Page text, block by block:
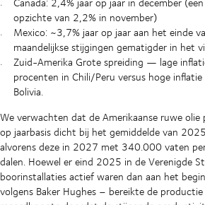
opzichte van 2,2% in november)
Mexico: ~3,7% jaar op jaar aan het einde
maandelijkse stijgingen gematigder in het
Zuid-Amerika Grote spreiding — lage
procenten in Chili/Peru versus hoge
Bolivia.
We verwachten dat de Amerikaanse ruwe
op jaarbasis dicht bij het gemiddelde van
alvorens deze in 2027 met 340.000 vaten
dalen. Hoewel er eind 2025 in de Verenigde
boorinstallaties actief waren dan aan het
volgens Baker Hughes – bereikte de